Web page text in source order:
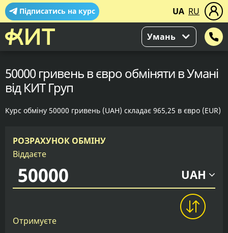
Підписатись на курс UA RU
Умань
50000 гривень в євро обміняти в Умані
від КИТ Груп
Курс обміну 50000 гривень (UAH) складає 965,25 в євро (EUR)
РОЗРАХУНОК ОБМІНУ
Віддаєте
UAH
Отримуєте